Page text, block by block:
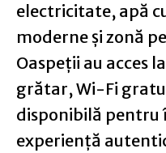
electricitate, apă
moderne și zonă
Oaspeții au acces
grătar, Wi-Fi
disponibilă pentru
experiență